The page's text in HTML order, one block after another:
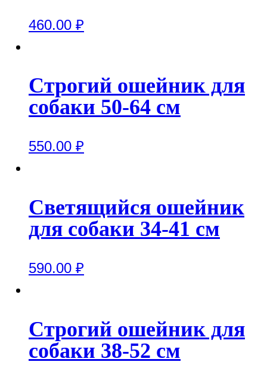
460.00 ₽
Строгий ошейник для
собаки 50-64 см
550.00 ₽
Светящийся ошейник
для собаки 34-41 см
590.00 ₽
Строгий ошейник для
собаки 38-52 см